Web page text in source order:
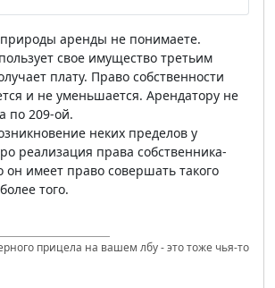
аренды не понимаете.
свое имущество третьим
плату. Право собственности
и не уменьшается. Арендатору не
по 209-ой.
неких пределов у
реализация права собственника-
он имеет право совершать такого
того.
прицела на вашем лбу - это тоже чья-то